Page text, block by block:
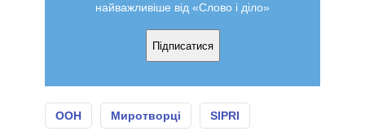
найважливіше від «Слово і діло»
Підписатися
ООН Миротворці SIPRI